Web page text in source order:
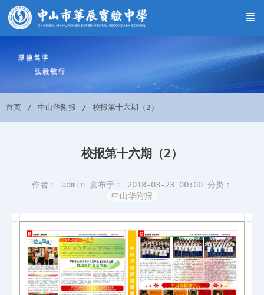
首页 中山华附报 校报第十六期（2）
校报第十六期（2）
作者： admin 发布于： 2018-03-23 00:00 分类：
中山华附报